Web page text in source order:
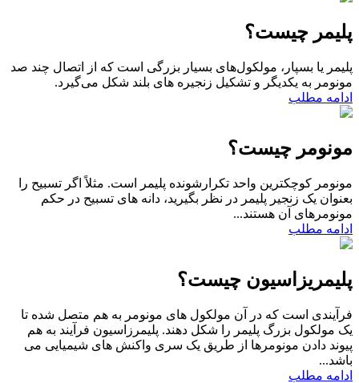
پلیمر چیست؟
پلیمر یا بسپار، مولکول‌های بسیار بزرگی است که از اتصال چند صد
مونومر به یکدیگر و تشکیل زنجیره های بلند شکل می‌گیرد.
ادامه مطلب
مونومر چیست؟
مونومر کوچکترین واحد تکرارشونده پلیمر است. مثلاً اگر تسبیح را
بعنوان یک زنجیر پلیمر در نظر بگیرید، دانه های تسبیح در حکم
مونومرهای آن هستند...
ادامه مطلب
پلیمریزاسیون چیست؟
فرآیندی است که در آن مولکول های مونومر به هم متصل شده تا
یک مولکول بزرگ پلیمر را شکل دهند. پلیمرزاسیون فرآیند به هم
پیوند دادن مونومرها از طریق یک سری واکنش های شیمیایی می
باشد...
ادامه مطلب